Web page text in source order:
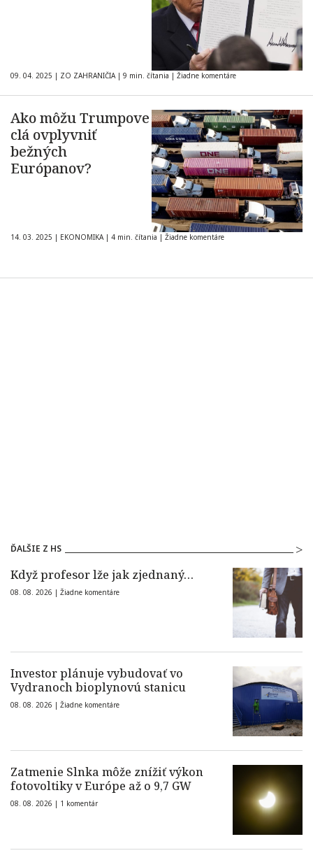
09. 04. 2025 | ZO ZAHRANIČIA | 9 min. čítania | Žiadne komentáre
Ako môžu Trumpove
clá ovplyvniť
bežných
Európanov?
14. 03. 2025 | EKONOMIKA | 4 min. čítania | Žiadne komentáre
ĎALŠIE Z HS
Když profesor lže jak zjednaný…
08. 08. 2026 | Žiadne komentáre
Investor plánuje vybudovať vo
Vydranoch bioplynovú stanicu
08. 08. 2026 | Žiadne komentáre
Zatmenie Slnka môže znížiť výkon
fotovoltiky v Európe až o 9,7 GW
08. 08. 2026 | 1 komentár